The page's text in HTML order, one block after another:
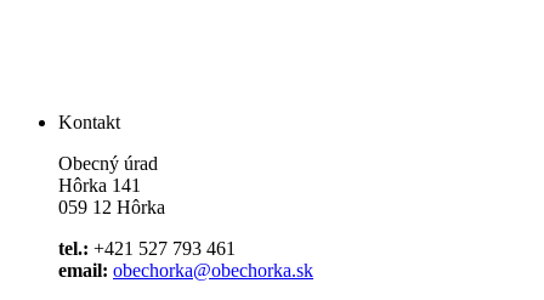
Kontakt
Obecný úrad
Hôrka 141
059 12 Hôrka
tel.: +421 527 793 461
email: obechorka@obechorka.sk